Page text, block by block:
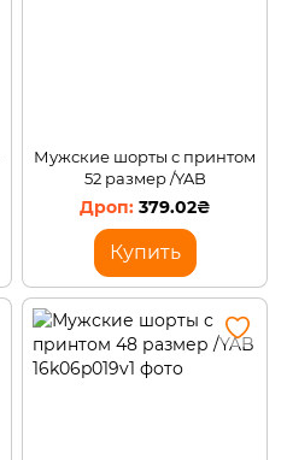
Мужские шорты с принтом
52 размер /YAB
379.02₴
Купить